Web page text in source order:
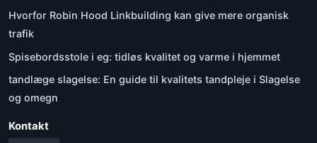
Hvorfor Robin Hood Linkbuilding kan give mere organisk
trafik
Spisebordsstole i eg: tidløs kvalitet og varme i hjemmet
tandlæge slagelse: En guide til kvalitets tandpleje i Slagelse
og omegn
Kontakt